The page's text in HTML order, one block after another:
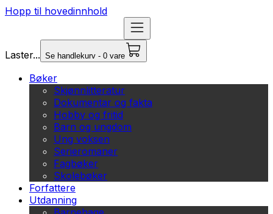
Hopp til hovedinnhold
Laster... Se handlekurv - 0 vare
Bøker
Skjønnlitteratur
Dokumentar og fakta
Hobby og fritid
Barn og ungdom
Ung voksen
Serieromaner
Fagbøker
Skolebøker
Forfattere
Utdanning